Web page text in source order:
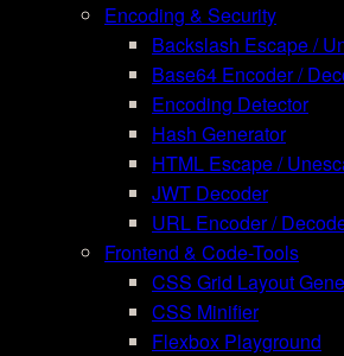
Encoding & Security
Backslash Escape /
Base64 Encoder /
Encoding Detector
Hash Generator
HTML Escape /
JWT Decoder
URL Encoder /
Frontend & Code-Tools
CSS Grid Layout
CSS Minifier
Flexbox Playground